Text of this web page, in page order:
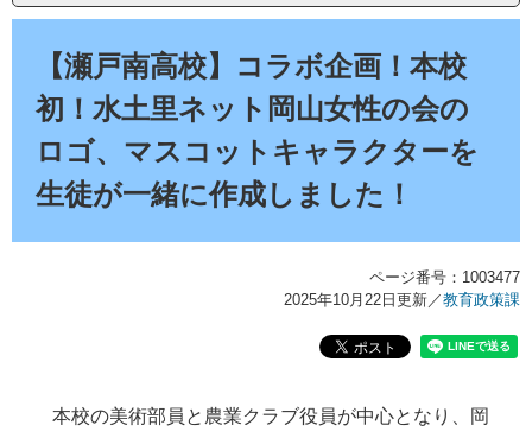
【瀬戸南高校】コラボ企画！本校
初！水土里ネット岡山女性の会の
ロゴ、マスコットキャラクターを
生徒が一緒に作成しました！
ページ番号：1003477
2025年10月22日更新／教育政策課
本校の美術部員と農業クラブ役員が中心となり、岡